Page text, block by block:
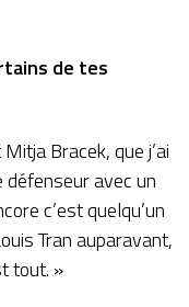
de tes
Bracek, que j’ai
défenseur avec un
c’est quelqu’un
Tran auparavant,
tout. »